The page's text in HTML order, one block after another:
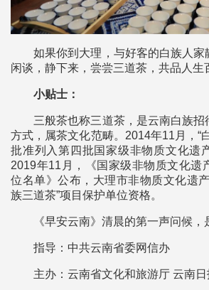
如果你到大理，与好客的白族人
闲谈，静下来，尝尝三道茶，共品人生
小贴士：
三般茶也称三道茶，是云南白族
方式，属茶文化范畴。2014年11月，“
批准列入第四批国家级非物质文化遗
2019年11月，《国家级非物质文化遗
位名单》公布，大理市非物质文化遗
族三道茶”项目保护单位资格。
《早安云南》清晨的第一声问候，
指导：中共云南省委网信办
主办：云南省文化和旅游厅 云南日